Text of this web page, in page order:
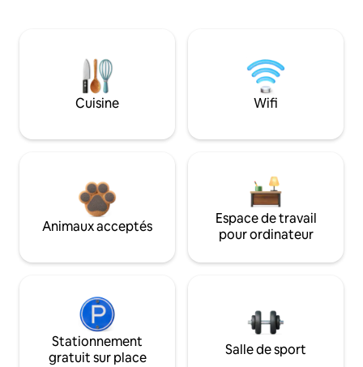
Cuisine Wifi
Animaux acceptés
Espace de travail
pour ordinateur
Stationnement
gratuit sur place
Salle de sport